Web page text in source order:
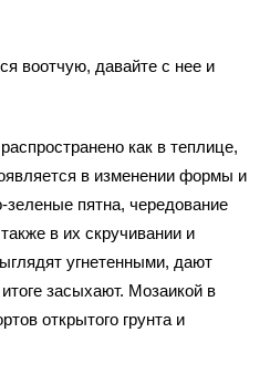
воотчую, давайте с нее и
как в теплице,
в изменении формы и
зеленые пятна, чередование
в их скручивании и
угнетенными, дают
засыхают. Мозаикой в
открытого грунта и